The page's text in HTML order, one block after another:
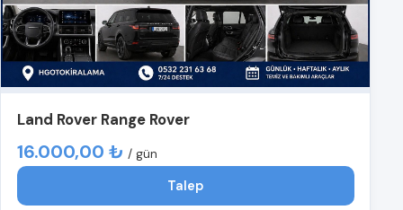
Land Rover Range Rover
16.000,00 ₺ / gün
Talep